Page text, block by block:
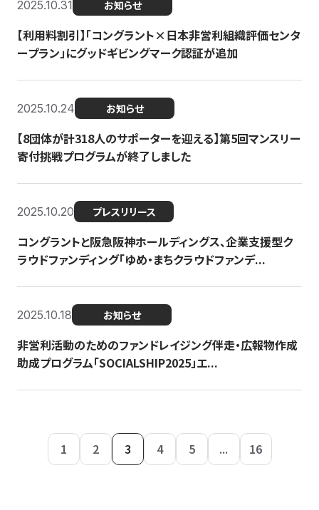
2025.10.31 お知らせ
【利用料割引】「コングラント×日本非営利組織評価センタ
ープラン」にグッドギビングマーク認証が追加
2025.10.24 お知らせ
【8団体が計318人のサポーターを迎える】​​第5回マンスリー
寄付挑戦プログラムが終了しました
2025.10.20 プレスリリース
コングラントと阪急阪神ホールディングス、企業支援型ク
ラウドファンディング「ゆめ・まちクラウドファンデ...
2025.10.18 お知らせ
非営利活動のためのファンドレイジング伴走・広報物作成
助成プログラム「SOCIALSHIP2025」エ...
1 2 3 4 5 ... 16